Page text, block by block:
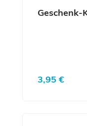
Geschenk-
Regulärer
3,95 €